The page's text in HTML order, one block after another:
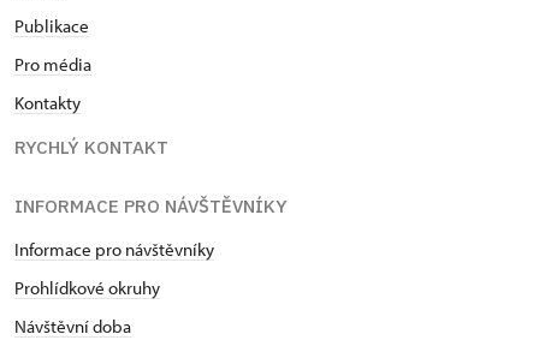
Publikace
Pro média
Kontakty
RYCHLÝ KONTAKT
INFORMACE PRO NÁVŠTĚVNÍKY
Informace pro návštěvníky
Prohlídkové okruhy
Návštěvní doba